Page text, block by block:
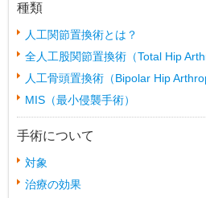
種類
人工関節置換術とは？
全人工股関節置換術（Total Hip
人工骨頭置換術（Bipolar Hip
MIS（最小侵襲手術）
手術について
対象
治療の効果